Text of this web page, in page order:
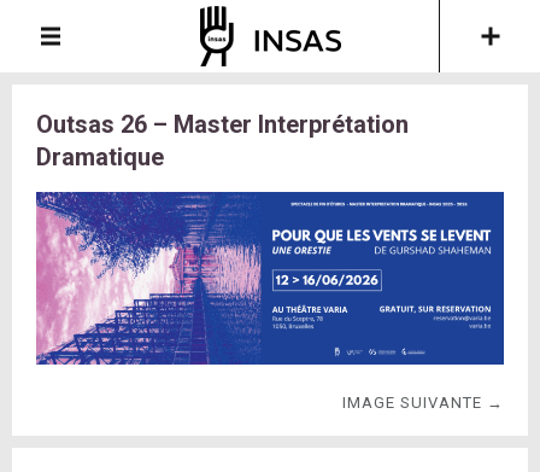
Outsas 26 – Master Interprétation
Dramatique
IMAGE SUIVANTE →